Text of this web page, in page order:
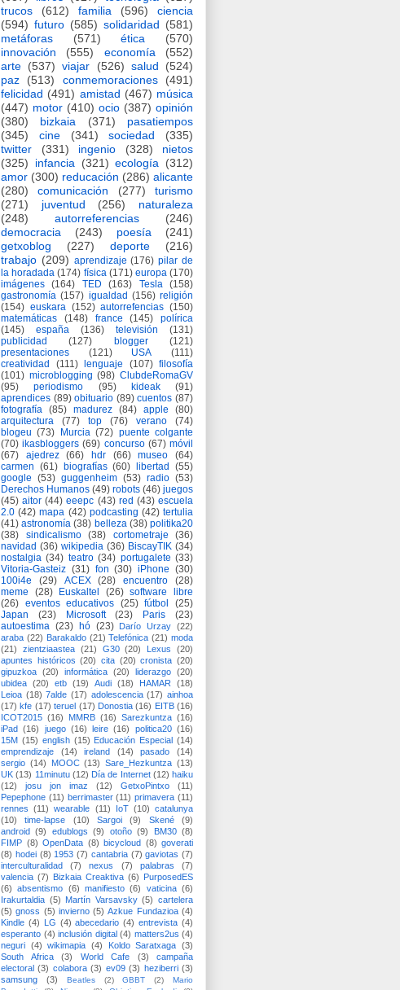
trucos
(612) familia (596)
ciencia
(594) futuro (585) solidaridad (581)
metáforas
(571) ética
(570)
innovación
(555) economía
(552)
arte (537) viajar (526) salud
(524)
paz
(513) conmemoraciones
(491)
felicidad (491) amistad (467) música
(447) motor (410) ocio (387) opinión
(380)
bizkaia (371)
pasatiempos
(345)
cine (341) sociedad
(335)
twitter
(331) ingenio (328)
nietos
(325)
infancia (321) ecología
(312)
amor (300) reducación (286) alicante
(280)
comunicación (277)
turismo
(271)
juventud (256)
naturaleza
(248)
autorreferencias
(246)
democracia
(243) poesía
(241)
getxoblog
(227) deporte
(216)
trabajo (209) aprendizaje (176) pilar de
la horadada (174) física (171) europa (170)
imágenes
(164) TED (163) Tesla
(158)
gastronomía (157) igualdad (156) religión
(154) euskara (152) autorrefencias (150)
matemáticas
(148) france (145)
polírica
(145)
españa (136) televisión
(131)
publicidad
(127) blogger
(121)
presentaciones
(121) USA
(111)
creatividad
(111) lenguaje (107) filosofía
(101) microblogging (98) ClubdeRomaGV
(95)
periodismo (95) kideak
(91)
aprendices (89) obituario (89) cuentos (87)
fotografía (85) madurez (84) apple
(80)
arquitectura
(77) top (76) verano
(74)
blogeu (73) Murcia (72) puente colgante
(70) ikasbloggers (69) concurso (67) móvil
(67)
ajedrez (66) hdr (66) museo
(64)
carmen (61) biografías (60) libertad
(55)
google (53) guggenheim (53) radio (53)
Derechos Humanos (49) robots (46) juegos
(45) aitor (44) eeepc (43) red (43) escuela
2.0 (42) mapa (42) podcasting (42) tertulia
(41) astronomía (38) belleza (38) politika20
(38)
sindicalismo (38) cortometraje
(36)
navidad (36) wikipedia (36) BiscayTIK (34)
nostalgia (34) teatro (34) portugalete (33)
Vitoria-Gasteiz (31) fon (30) iPhone (30)
100i4e
(29) ACEX (28) encuentro
(28)
meme
(28) Euskaltel (26) software libre
(26) eventos educativos (25) fútbol
(25)
Japan
(23) Microsoft (23) Paris
(23)
autoestima (23) hó (23) Darío Urzay (22)
araba (22) Barakaldo (21) Telefónica (21) moda
(21)
zientziaastea (21) G30 (20) Lexus
(20)
apuntes históricos (20) cita (20) cronista (20)
gipuzkoa (20) informática (20) liderazgo (20)
ubidea (20) etb (19) Audi (18) HAMAR
(18)
Leioa (18) 7alde (17) adolescencia (17) ainhoa
(17) kfe (17) teruel (17) Donostia (16) EITB (16)
ICOT2015 (16) MMRB (16) Sarezkuntza (16)
iPad (16) juego (16) leire (16) politica20 (16)
15M (15) english (15) Educación Especial (14)
emprendizaje
(14) ireland (14) pasado
(14)
sergio (14) MOOC (13) Sare_Hezkuntza (13)
UK (13) 11minutu (12) Día de Internet (12) haiku
(12)
josu jon imaz (12) GetxoPintxo
(11)
Pepephone (11) berrimaster (11) primavera (11)
rennes (11) wearable (11) IoT (10) catalunya
(10)
time-lapse (10) Sargoi (9) Skené
(9)
android (9) edublogs (9) otoño (9) BM30 (8)
FIMP (8) OpenData (8) bicycloud (8) goverati
(8) hodei (8) 1953 (7) cantabria (7) gaviotas (7)
interculturalidad
(7) nexus (7) palabras
(7)
valencia (7) Bizkaia Creaktiva (6) PurposedES
(6)
absentismo (6) manifiesto (6) vaticina (6)
Irakurtaldia (5) Martín Varsavsky (5) cartelera
(5) gnoss (5) invierno (5) Azkue Fundazioa (4)
Kindle (4) LG (4) abecedario (4) entrevista (4)
esperanto (4) inclusión digital (4) matters2us (4)
neguri (4) wikimapia (4) Koldo Saratxaga (3)
South Africa
(3) World Cafe (3)
campaña
electoral (3) colabora (3) ev09 (3) heziberri (3)
samsung
(3) Beatles (2) GBBT (2)
Mario